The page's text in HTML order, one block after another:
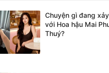
Chuyện gì đang
với Hoa hậu Mai
Thuý?